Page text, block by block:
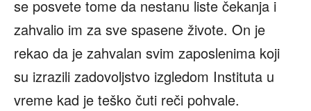
se posvete tome da nestanu liste čekanja i
zahvalio im za sve spasene živote. On je
rekao da je zahvalan svim zaposlenima koji
su izrazili zadovoljstvo izgledom Instituta u
vreme kad je teško čuti reči pohvale.